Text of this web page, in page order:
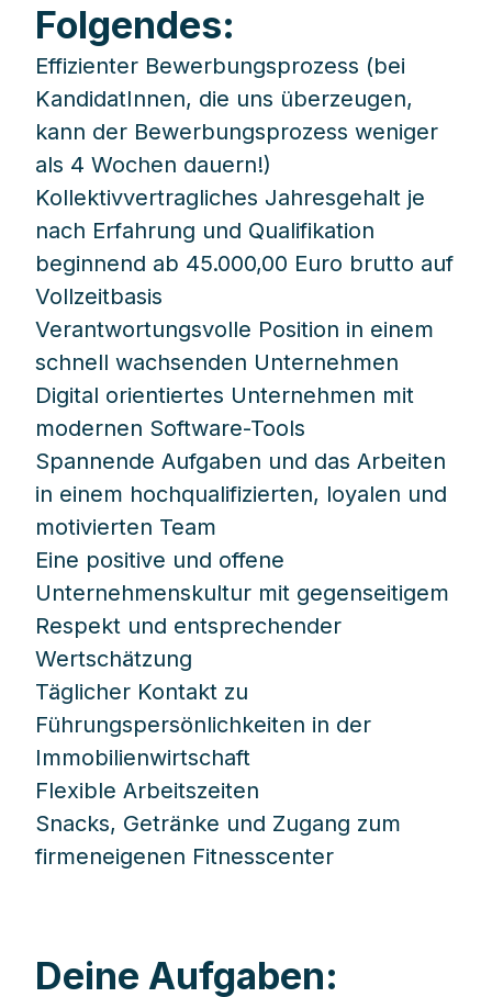
Folgendes:
Effizienter Bewerbungsprozess (bei
KandidatInnen, die uns überzeugen,
kann der Bewerbungsprozess weniger
als 4 Wochen dauern!)
Kollektivvertragliches Jahresgehalt je
nach Erfahrung und Qualifikation
beginnend ab 45.000,00 Euro brutto auf
Vollzeitbasis
Verantwortungsvolle Position in einem
schnell wachsenden Unternehmen
Digital orientiertes Unternehmen mit
modernen Software-Tools
Spannende Aufgaben und das Arbeiten
in einem hochqualifizierten, loyalen und
motivierten Team
Eine positive und offene
Unternehmenskultur mit gegenseitigem
Respekt und entsprechender
Wertschätzung
Täglicher Kontakt zu
Führungspersönlichkeiten in der
Immobilienwirtschaft
Flexible Arbeitszeiten
Snacks, Getränke und Zugang zum
firmeneigenen Fitnesscenter
Deine Aufgaben: